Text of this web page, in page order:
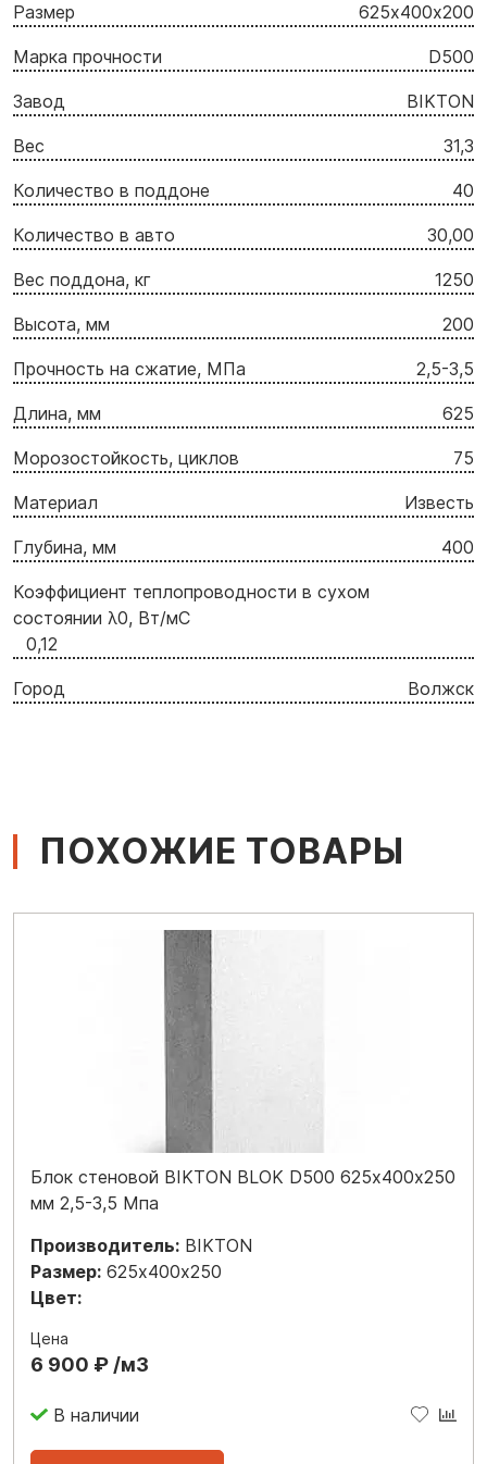
Размер 625х400х200
Марка прочности D500
Завод BIKTON
Вес 31,3
Количество в поддоне 40
Количество в авто 30,00
Вес поддона, кг 1250
Высота, мм 200
Прочность на сжатие, МПа 2,5-3,5
Длина, мм 625
Морозостойкость, циклов 75
Материал Известь
Глубина, мм 400
Коэффициент теплопроводности в сухом
состоянии λ0, Вт/мC
0,12
Город Волжск
ПОХОЖИЕ ТОВАРЫ
Блок стеновой BIKTON BLOK D500 625х400х250
мм 2,5-3,5 Мпа
Производитель: BIKTON
Размер: 625х400х250
Цвет:
Цена
6 900 ₽ /м3
В наличии